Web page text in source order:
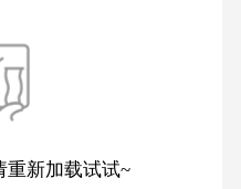
重新加载试试~